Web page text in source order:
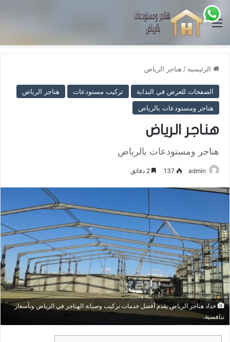
القائمة
الرئيسية / هناجر الرياض
الصفحات للعرض في البداية تركيب مستودعات
هناجر الرياض
هناجر ومستودعات بالرياض
هناجر الرياض
هناجر ومستودعات بالرياض
admin
137
حداد هناجر الرياض يقدم أفضل خدمات تركيب وصيانة الهناجر في الرياض وبأسعار
تنافسية.